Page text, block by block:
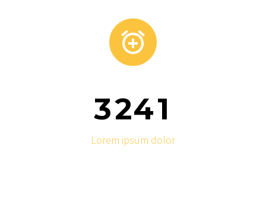


3241
Lorem ipsum dolor